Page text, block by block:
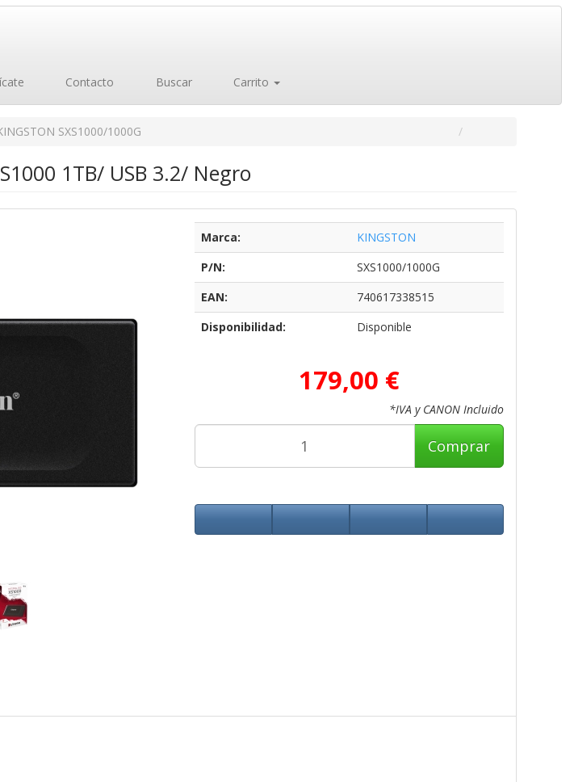
Contacto Buscar Carrito
SXS1000/1000G
1TB/ USB 3.2/ Negro
Marca:
KINGSTON
P/N:
SXS1000/1000G
EAN:
740617338515
Disponibilidad:
Disponible
179,00 €
*IVA y CANON Incluido
Comprar